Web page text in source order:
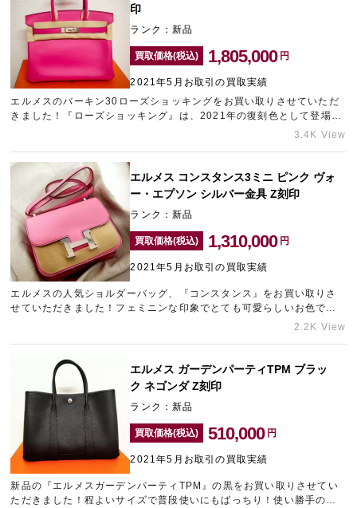
せ！複数点のお持ち込みで、買取価格アップのキャンペーンも行って
おりますので、お気軽にご相談ください！シャネルの売却をお考えの
際は、ぜひギャラリーレアへ！お待ちしております！
印
ランク：新品
買取価格(税込) 1,805,000 円
2021年5月お取引の買取実績
エルメスのバーキン30ローズショッキングをお買い取りさせていただ
きました！『ローズショッキング』は、2021年の復刻色として登場し
たカラーです。流通が少ない珍しいお色でしたので、高くお買い取り
3.4K View
エルメス コンスタンス3ミニ ピンク ヴォ
ー・エプソン シルバー金具 Z刻印
ランク：新品
買取価格(税込) 1,310,000 円
2021年5月お取引の買取実績
エルメスの人気ショルダーバッグ、『コンスタンス』をお買い取りさ
せていただきました！フェミニンな印象でとても可愛らしいお色で
す。今回のようなピンク系は一定の需要があることから高値でのお買
2.2K View
エルメス ガーデンパーティTPM ブラッ
ク ネゴンダ Z刻印
ランク：新品
買取価格(税込) 510,000 円
2021年5月お取引の買取実績
新品の『エルメスガーデンパーティTPM』の黒をお買い取りさせてい
ただきました！程よいサイズで普段使いにもばっちり！使い勝手のい